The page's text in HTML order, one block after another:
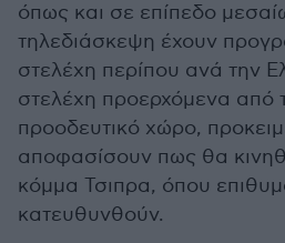
όπως και σε επίπεδο
τηλεδιάσκεψη έχουν
στελέχη περίπου ανά την
στελέχη προερχόμενα από
προοδευτικό χώρο,
αποφασίσουν πως θα
κόμμα Τσιπρα, όπου
κατευθυνθούν.